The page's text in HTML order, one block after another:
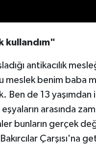
kullandım"
antikacılık
meslek benim baba
Ben de 13
arasında
bunların gerçek
Çarşısı'na